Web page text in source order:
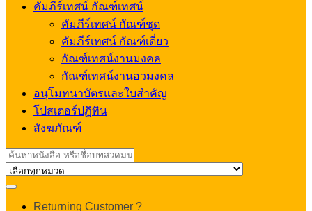
คัมภีร์เทศน์ กัณฑ์เทศน์
คัมภีร์เทศน์ กัณฑ์ชุด
คัมภีร์เทศน์ กัณฑ์เดี่ยว
กัณฑ์เทศน์งานมงคล
กัณฑ์เทศน์งานอวมงคล
อนุโมทนาบัตรและใบสำคัญ
โปสเตอร์ปฏิทิน
สังฆภัณฑ์
Search
for:
Returning Customer ?